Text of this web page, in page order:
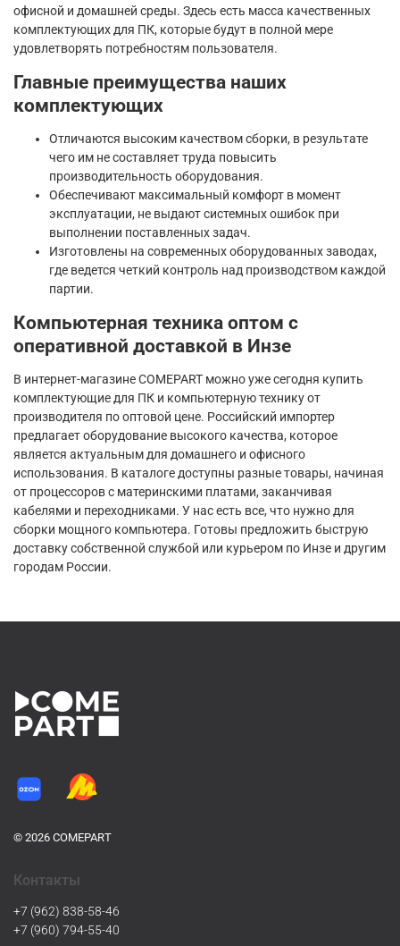
офисной и домашней среды. Здесь есть масса качественных
комплектующих для ПК, которые будут в полной мере
удовлетворять потребностям пользователя.
Главные преимущества наших
комплектующих
Отличаются высоким качеством сборки, в результате
чего им не составляет труда повысить
производительность оборудования.
Обеспечивают максимальный комфорт в момент
эксплуатации, не выдают системных ошибок при
выполнении поставленных задач.
Изготовлены на современных оборудованных заводах,
где ведется четкий контроль над производством каждой
партии.
Компьютерная техника оптом с
оперативной доставкой в Инзе
В интернет-магазине COMEPART можно уже сегодня купить
комплектующие для ПК и компьютерную технику от
производителя по оптовой цене. Российский импортер
предлагает оборудование высокого качества, которое
является актуальным для домашнего и офисного
использования. В каталоге доступны разные товары, начиная
от процессоров с материнскими платами, заканчивая
кабелями и переходниками. У нас есть все, что нужно для
сборки мощного компьютера. Готовы предложить быструю
доставку собственной службой или курьером по Инзе и другим
городам России.
© 2026 COMEPART
Контакты
+7 (962) 838-58-46
+7 (960) 794-55-40